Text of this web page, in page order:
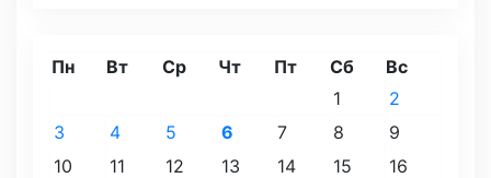
Пн Вт Ср Чт Пт Сб Вс
1
2
3
4 5 6 7 8
9
10
11 12 13 14 15
16